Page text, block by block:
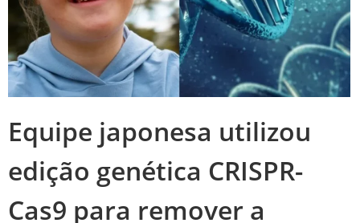
Equipe japonesa utilizou
edição genética CRISPR-
Cas9 para remover a